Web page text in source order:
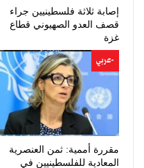
إصابة ثلاثة فلسطينيين جراء
قصف العدو الصهيوني قطاع
غزة
-عربي
مقررة أممية: ثمن العنصرية
المعادية للفلسطينيين في